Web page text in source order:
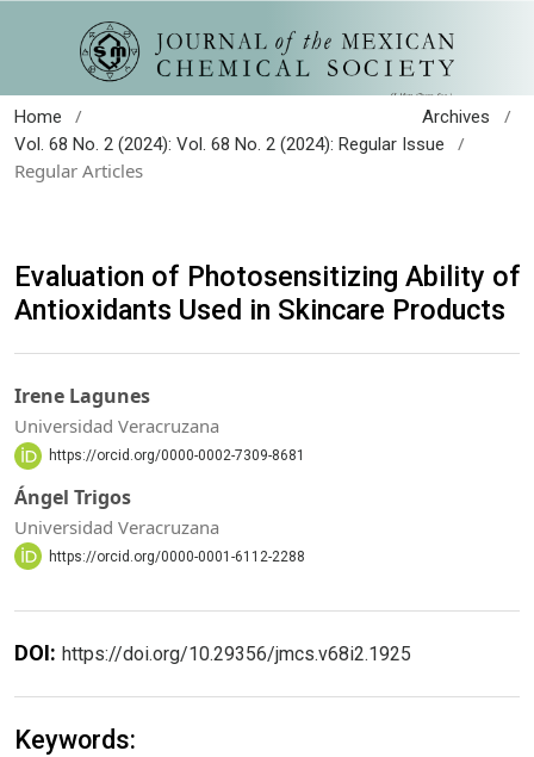
Home / Archives /
Vol. 68 No. 2 (2024): Vol. 68 No. 2 (2024): Regular Issue
/
Regular Articles
Evaluation of Photosensitizing Ability of
Antioxidants Used in Skincare Products
Irene Lagunes
Universidad Veracruzana
https://orcid.org/0000-0002-7309-8681
Ángel Trigos
Universidad Veracruzana
https://orcid.org/0000-0001-6112-2288
DOI: https://doi.org/10.29356/jmcs.v68i2.1925
Keywords: